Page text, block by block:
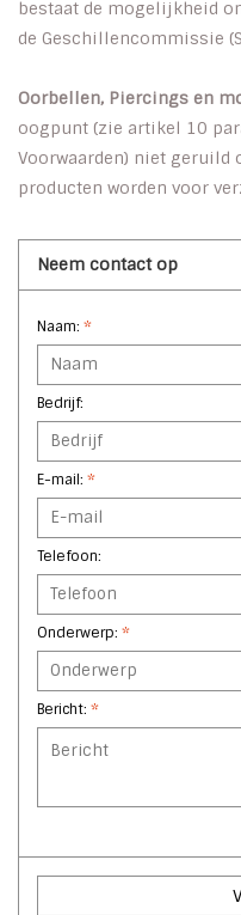
bestaat de mogelijkheid
de Geschillencommissie
Oorbellen, Piercings en
oogpunt (zie artikel 10
Voorwaarden) niet geruild
producten worden voor
Neem contact op
Naam: *
Bedrijf:
E-mail: *
Telefoon:
Onderwerp: *
Bericht: *